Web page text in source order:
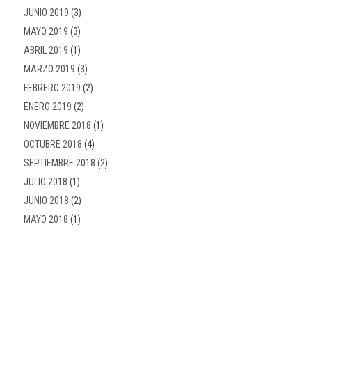
JUNIO 2019 (3)
MAYO 2019 (3)
ABRIL 2019 (1)
MARZO 2019 (3)
FEBRERO 2019 (2)
ENERO 2019 (2)
NOVIEMBRE 2018 (1)
OCTUBRE 2018 (4)
SEPTIEMBRE 2018 (2)
JULIO 2018 (1)
JUNIO 2018 (2)
MAYO 2018 (1)